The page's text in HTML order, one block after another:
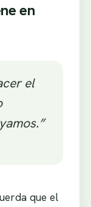
en
el
que el